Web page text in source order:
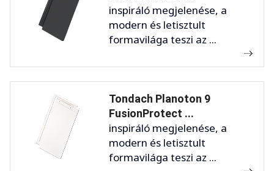
inspiráló megjelenése, a
modern és letisztult
formavilága teszi az ...
Tondach Planoton 9
FusionProtect ...
inspiráló megjelenése, a
modern és letisztult
formavilága teszi az ...